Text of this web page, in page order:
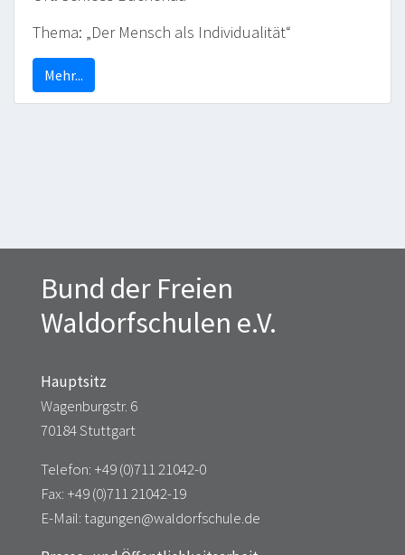
Thema: „Der Mensch als Individualität“
Mehr...
Bund der Freien
Waldorfschulen e.V.
Hauptsitz
Wagenburgstr. 6
70184 Stuttgart
Telefon: +49 (0)711 21042-0
Fax: +49 (0)711 21042-19
E-Mail: tagungen@waldorfschule.de